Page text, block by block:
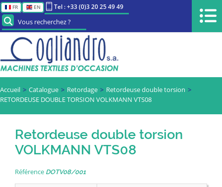
FR EN Tel : +33 (0)3 20 25 49 49
Vous recherchez ?
Accueil Catalogue Retordage
Retordeuse double torsion
RETORDEUSE DOUBLE TORSION VOLKMANN VTS08
Retordeuse double torsion
VOLKMANN VTS08
Référence DOTV08/001